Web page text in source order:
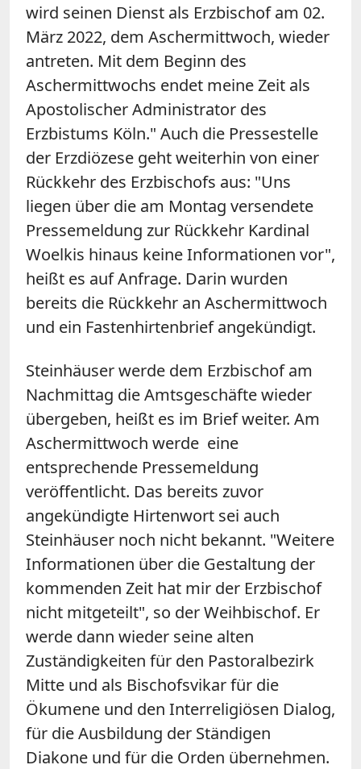
wird seinen Dienst als Erzbischof am 02.
März 2022, dem Aschermittwoch, wieder
antreten. Mit dem Beginn des
Aschermittwochs endet meine Zeit als
Apostolischer Administrator des
Erzbistums Köln." Auch die Pressestelle
der Erzdiözese geht weiterhin von einer
Rückkehr des Erzbischofs aus: "Uns
liegen über die am Montag versendete
Pressemeldung zur Rückkehr Kardinal
Woelkis hinaus keine Informationen vor",
heißt es auf Anfrage. Darin wurden
bereits die Rückkehr an Aschermittwoch
und ein Fastenhirtenbrief angekündigt.
Steinhäuser werde dem Erzbischof am
Nachmittag die Amtsgeschäfte wieder
übergeben, heißt es im Brief weiter. Am
Aschermittwoch werde eine
entsprechende Pressemeldung
veröffentlicht. Das bereits zuvor
angekündigte Hirtenwort sei auch
Steinhäuser noch nicht bekannt. "Weitere
Informationen über die Gestaltung der
kommenden Zeit hat mir der Erzbischof
nicht mitgeteilt", so der Weihbischof. Er
werde dann wieder seine alten
Zuständigkeiten für den Pastoralbezirk
Mitte und als Bischofsvikar für die
Ökumene und den Interreligiösen Dialog,
für die Ausbildung der Ständigen
Diakone und für die Orden übernehmen.